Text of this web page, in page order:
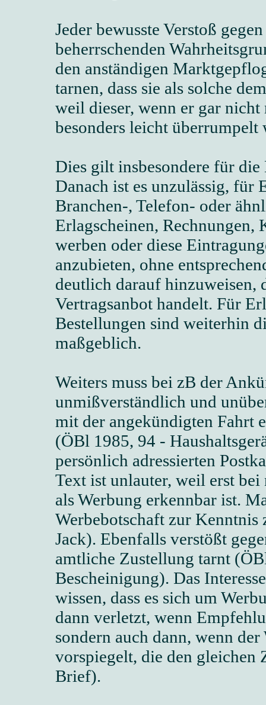
Jeder bewusste Verstoß
beherrschenden
den anständigen
tarnen, dass sie als solche
weil dieser, wenn er gar
besonders leicht überrumpelt
Dies gilt insbesondere für
Danach ist es unzulässig, für
Branchen-, Telefon- oder
Erlagscheinen, Rechnungen,
werben oder diese
anzubieten, ohne
deutlich darauf hinzuweisen,
Vertragsanbot handelt. Für
Bestellungen sind weiterhin
maßgeblich.
Weiters muss bei zB der
unmißverständlich und
mit der angekündigten Fahrt
(ÖBl 1985, 94 -
persönlich adressierten
Text ist unlauter, weil erst
als Werbung erkennbar ist.
Werbebotschaft zur
Jack). Ebenfalls verstößt
amtliche Zustellung tarnt
Bescheinigung). Das
wissen, dass es sich um
dann verletzt, wenn
sondern auch dann, wenn
vorspiegelt, die den
Brief).